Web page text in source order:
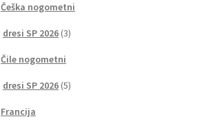
Češka nogometni
dresi SP 2026 33
Čile nogometni
dresi SP 2026 55
Francija